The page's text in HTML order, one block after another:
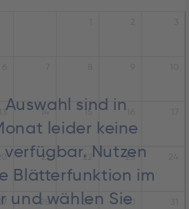
Auswahl sind in
leider keine
Nutzen
Blätterfunktion im
und wählen Sie
13 14 15
21 22 23
28 29 30